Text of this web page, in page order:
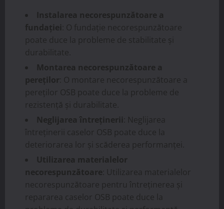
Instalarea necorespunzătoare a
fundației : O fundație necorespunzătoare
poate duce la probleme de stabilitate și
durabilitate.
Montarea necorespunzătoare a
pereților : O montare necorespunzătoare a
pereților OSB poate duce la probleme de
rezistență și durabilitate.
Neglijarea întreținerii : Neglijarea
întreținerii caselor OSB poate duce la
deteriorarea lor și scăderea performanței.
Utilizarea materialelor
necorespunzătoare : Utilizarea materialelor
necorespunzătoare pentru întreținerea și
repararea caselor OSB poate duce la